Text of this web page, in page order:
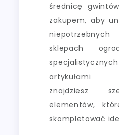
średnicę
zakupem, aby
sklepach
artykułami
znajdziesz
elementów,
skompletować